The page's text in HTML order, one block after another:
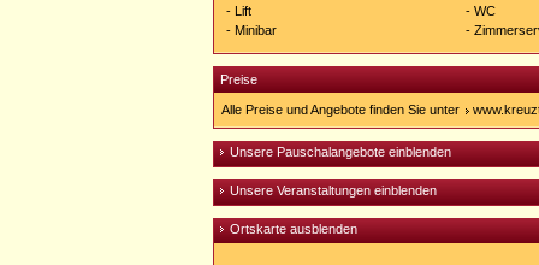
- Lift
- Minibar
- WC
-
Preise
Alle Preise und Angebote finden Sie unter
Unsere Pauschalangebote einblenden
Unsere Veranstaltungen einblenden
Ortskarte ausblenden